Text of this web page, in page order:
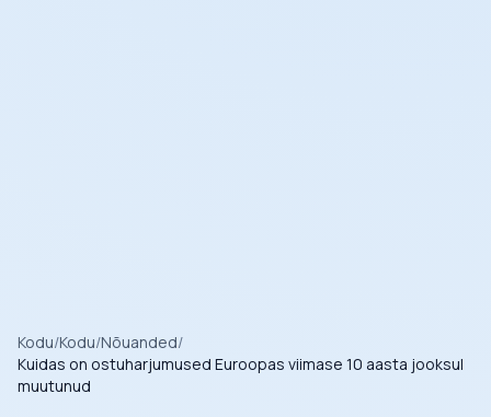
Kodu/Kodu/Nõuanded/
Kuidas on ostuharjumused Euroopas viimase 10 aasta jooksul
muutunud